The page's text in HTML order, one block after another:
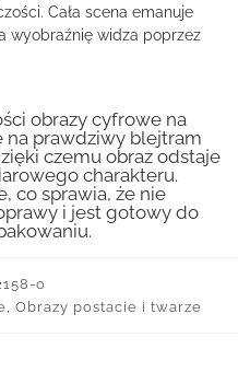
Cała scena emanuje
wyobraźnię widza poprzez
obrazy cyfrowe na
na prawdziwy blejtram
czemu obraz odstaje
charakteru.
co sprawia, że nie
i jest gotowy do
o
, Obrazy postacie i twarze